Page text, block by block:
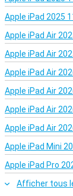
Apple iPad 2025
Apple iPad Air
Apple iPad Air
Apple iPad Air
Apple iPad Air
Apple iPad Air
Apple iPad Air
Apple iPad Mini
Apple iPad Pro
Afficher tous